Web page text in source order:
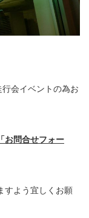
行会イベントの為お
お問合せフォー
すよう宜しくお願